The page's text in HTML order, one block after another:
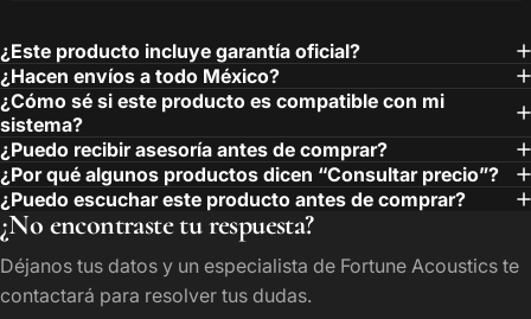
¿Este producto incluye garantía oficial?
¿Hacen envíos a todo México?
¿Cómo sé si este producto es compatible con mi
sistema?
¿Puedo recibir asesoría antes de comprar?
¿Por qué algunos productos dicen “Consultar precio”?
¿Puedo escuchar este producto antes de comprar?
¿No encontraste tu respuesta?
Déjanos tus datos y un especialista de Fortune Acoustics te
contactará para resolver tus dudas.